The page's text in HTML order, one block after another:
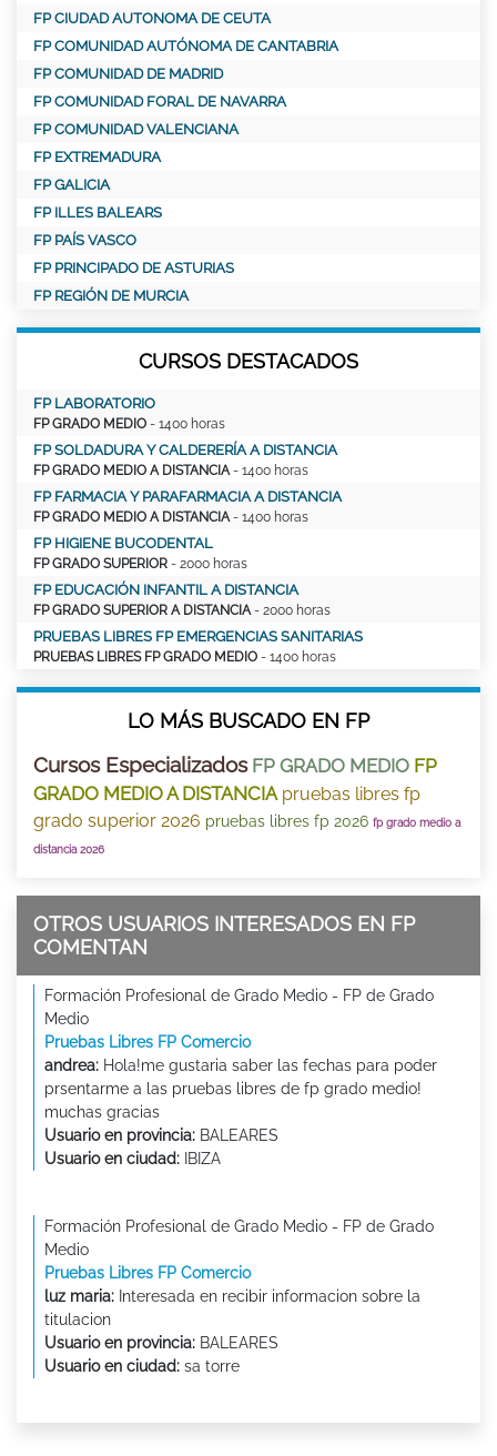
FP CIUDAD AUTONOMA DE CEUTA
FP COMUNIDAD AUTÓNOMA DE CANTABRIA
FP COMUNIDAD DE MADRID
FP COMUNIDAD FORAL DE NAVARRA
FP COMUNIDAD VALENCIANA
FP EXTREMADURA
FP GALICIA
FP ILLES BALEARS
FP PAÍS VASCO
FP PRINCIPADO DE ASTURIAS
FP REGIÓN DE MURCIA
CURSOS DESTACADOS
FP LABORATORIO
FP GRADO MEDIO - 1400 horas
FP SOLDADURA Y CALDERERÍA A DISTANCIA
FP GRADO MEDIO A DISTANCIA - 1400 horas
FP FARMACIA Y PARAFARMACIA A DISTANCIA
FP GRADO MEDIO A DISTANCIA - 1400 horas
FP HIGIENE BUCODENTAL
FP GRADO SUPERIOR - 2000 horas
FP EDUCACIÓN INFANTIL A DISTANCIA
FP GRADO SUPERIOR A DISTANCIA - 2000 horas
PRUEBAS LIBRES FP EMERGENCIAS SANITARIAS
PRUEBAS LIBRES FP GRADO MEDIO - 1400 horas
LO MÁS BUSCADO EN FP
Cursos Especializados FP GRADO MEDIO FP
GRADO MEDIO A DISTANCIA pruebas libres fp
grado superior 2026 pruebas libres fp 2026 fp grado medio a
distancia 2026
OTROS USUARIOS INTERESADOS EN FP
COMENTAN
Formación Profesional de Grado Medio - FP de Grado
Medio
Pruebas Libres FP Comercio
andrea: Hola!me gustaria saber las fechas para poder
prsentarme a las pruebas libres de fp grado medio!
muchas gracias
Usuario en provincia: BALEARES
Usuario en ciudad: IBIZA
Formación Profesional de Grado Medio - FP de Grado
Medio
Pruebas Libres FP Comercio
luz maria: Interesada en recibir informacion sobre la
titulacion
Usuario en provincia: BALEARES
Usuario en ciudad: sa torre